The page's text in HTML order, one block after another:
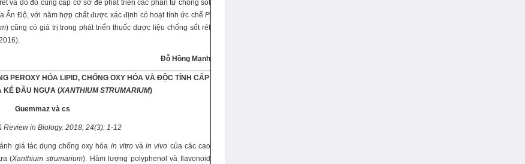
và do đó cung cấp cơ sở để phát triển các phân tử chống sốt
Ấn Độ, với năm hợp chất được xác định có hoạt tính ức chếP.
) cũng có giá trị trong phát triển thuốc dược liệu chống sốt rét
Đỗ Hồng Mạnh
PEROXY HÓA LIPID, CHỐNG OXY HÓA VÀ ĐỘC TÍNH CẤP
KÉ ĐẦU NGỰA (XANTHIUM STRUMARIUM)
Guemmaz và cs
Review in Biology. 2018; 24(3): 1-12
giá tác dụng chống oxy hóa in vitrovàin vivo của các cao
(Xanthium strumarium). Hàm lượng polyphenol và flavonoid